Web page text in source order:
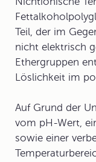
Teil, der im
nicht elektrisch
Ethergruppen
Löslichkeit im
Auf Grund der
vom pH-Wert,
sowie einer